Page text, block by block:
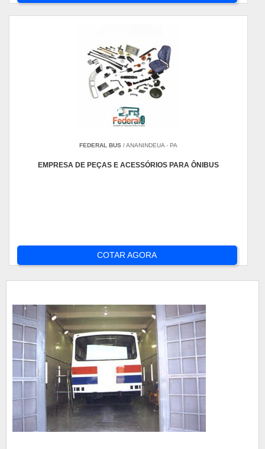
FEDERAL BUS / ANANINDEUA - PA
EMPRESA DE PEÇAS E ACESSÓRIOS PARA ÔNIBUS
COTAR AGORA